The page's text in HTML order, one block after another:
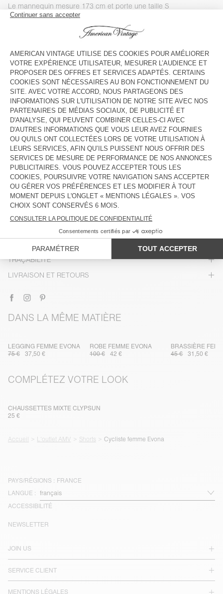
Le mannequin mesure 173 cm et porte une taille S
GUIDE DES TAILLES
entre le mercredi 12 août et le vendredi 14
AJOUTER AU PANIER
VOIR LA DISPONIBILITE EN MAGASIN
VOIR LE LOOK
DESCRIPTION
ENTRETIEN
TRAÇABILITÉ
LIVRAISON ET RETOURS
DANS LA MÊME MATIÈRE
LEGGING FEMME EVONA
75 €
37,50 €
ROBE FEMME EVONA
100 €
42 €
BRASSIÈRE
45 €
31,50 €
COMPLÉTEZ VOTRE LOOK
CHAUSSETTES MIXTE CLYPSUN
25 €
Accueil L'outlet AMV Shorts Cycliste femme Evona
PAYS/RÉGIONS : FRANCE
LANGUE :
ACCESSIBILITÉ
JOIN US
SERVICE CLIENT
MENTIONS LÉGALES
NEWSLETTER